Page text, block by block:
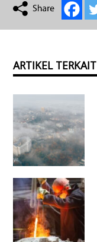
ARTIKEL TERKAIT